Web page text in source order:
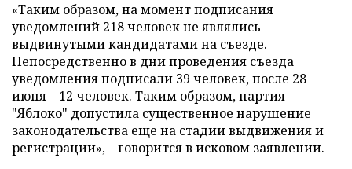
«Таким образом, на момент подписания
уведомлений 218 человек не являлись
выдвинутыми кандидатами на съезде.
Непосредственно в дни проведения съезда
уведомления подписали 39 человек, после 28
июня – 12 человек. Таким образом, партия
"Яблоко" допустила существенное нарушение
законодательства еще на стадии выдвижения и
регистрации», – говорится в исковом заявлении.